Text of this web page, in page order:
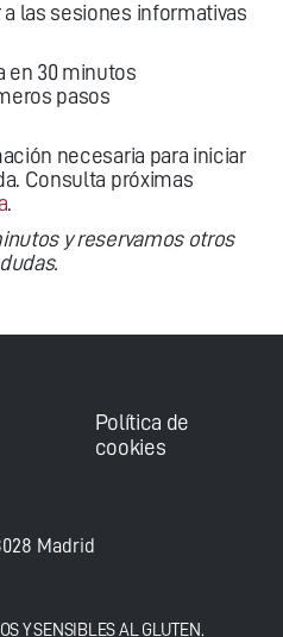
las sesiones informativas
en 30 minutos
pasos
necesaria para iniciar
Consulta próximas
.
y reservamos otros
Política de
cookies
Madrid
Y SENSIBLES AL GLUTEN.